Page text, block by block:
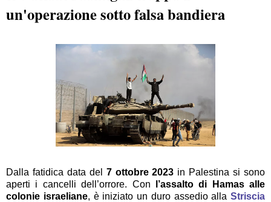
un'operazione sotto falsa bandiera
Dalla fatidica data del 7 ottobre 2023 in Palestina si sono
aperti i cancelli dell’orrore. Con l’assalto di Hamas alle
colonie israeliane, è iniziato un duro assedio alla Striscia